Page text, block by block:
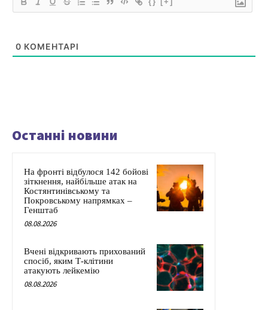
0 КОМЕНТАРІ
Останні новини
На фронті відбулося 142 бойові
зіткнення, найбільше атак на
Костянтинівському та
Покровському напрямках –
Генштаб
08.08.2026
Вчені відкривають прихований
спосіб, яким Т-клітини
атакують лейкемію
08.08.2026